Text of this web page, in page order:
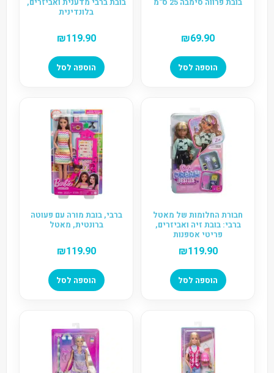
₪69.90
הוספה לסל
בלונדינית
₪119.90
הוספה לסל
חבורת החלומות של מאטל
ברבי: בובת זיה ואביזרים,
פריטי אספנות
₪119.90
הוספה לסל
ברבי, בובת מורה עם פעוטה
ברונטית, מאטל
₪119.90
הוספה לסל